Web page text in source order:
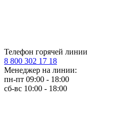
Телефон горячей линии
8 800 302 17 18
Менеджер на линии:
пн-пт 09:00 - 18:00
сб-вс 10:00 - 18:00